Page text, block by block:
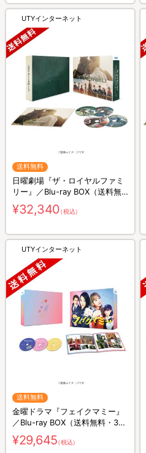
UTYインターネット
送料無料
日曜劇場『ザ・ロイヤルファミ
リー』／Blu-ray BOX（送料無
料・4枚組）
¥32,340（税込）
UTYインターネット
送料無料
金曜ドラマ『フェイクマミー』
／Blu-ray BOX（送料無料・3枚
組）
¥29,645（税込）